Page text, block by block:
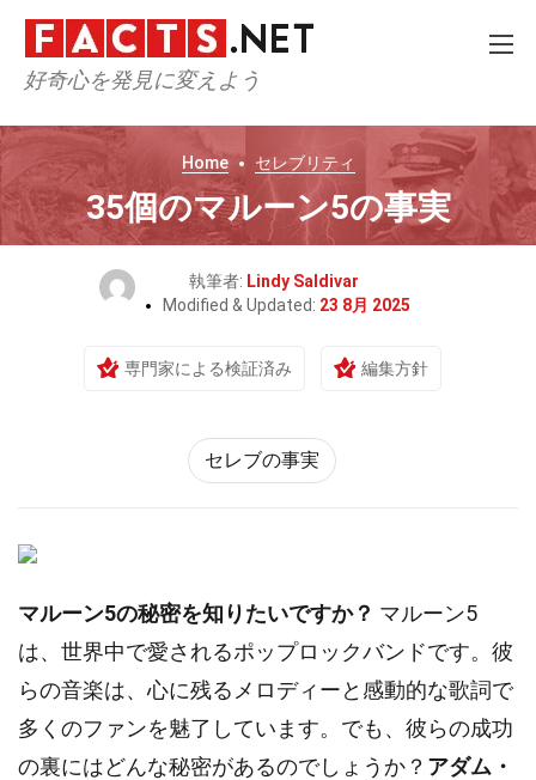
好奇心を発見に変えよう
Home セレブリティ
35個のマルーン5の事実
執筆者: Lindy Saldivar
Modified & Updated: 23 8月 2025
専門家による検証済み 編集方針
セレブの事実
マルーン5の秘密を知りたいですか？ マルーン5
は、世界中で愛されるポップロックバンドです。彼
らの音楽は、心に残るメロディーと感動的な歌詞で
多くのファンを魅了しています。でも、彼らの成功
の裏にはどんな秘密があるのでしょうか？ アダム・